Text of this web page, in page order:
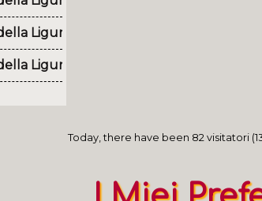
Liguria, un patrimonio culturale
Liguria, un patrimonio culturale
Today, there have been 82 visitatori